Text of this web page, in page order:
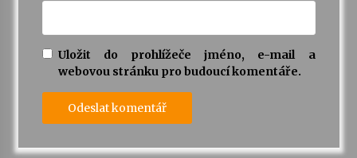
Uložit do prohlížeče jméno, e-mail a
webovou stránku pro budoucí komentáře.